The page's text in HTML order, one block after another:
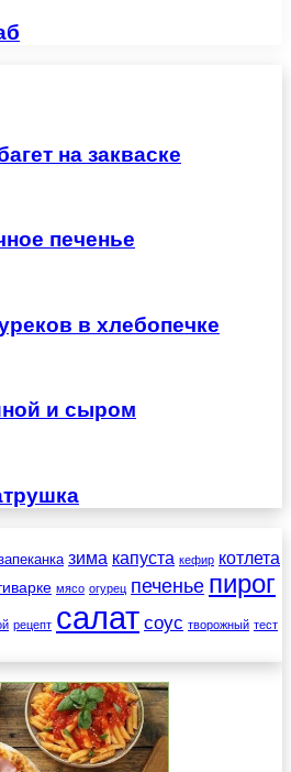
на закваске
печенье
в хлебопечке
и сыром
зима капуста кефир котлета
мясо огурец печенье пирог
рецепт салат соус творожный тест